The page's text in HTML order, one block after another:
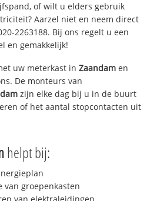
of wilt u elders gebruik
Aarzel niet en neem direct
2263188. Bij ons regelt u een
en gemakkelijk!
uw meterkast inZaandam en
De monteurs van
zijn elke dag bij u in de buurt
of het aantal stopcontacten uit
helpt bij:
van groepenkasten